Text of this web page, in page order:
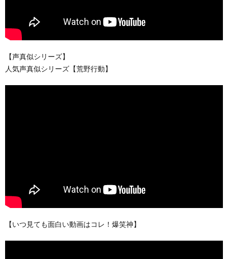
【声真似シリーズ】
人気声真似シリーズ【荒野行動】
【いつ見ても面白い動画はコレ！爆笑神】